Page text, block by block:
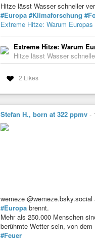
Hitze lässt Wasser schneller
#Europa #Klimaforschung
Extreme Hitze: Warum
Extreme Hitze: Warum
Hitze lässt Wasser
2 Likes
Stefan H., born at 322 ppmv -
wemeze @wemeze.bsky.social
#Europa brennt.
Mehr als 250.000 Menschen
berühmte Wetter sein, von
#Feuer